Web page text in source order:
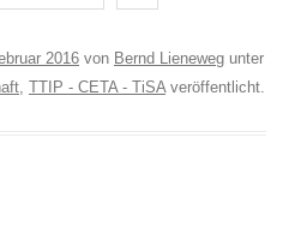
2016 von Bernd Lieneweg unter
TTIP - CETA - TiSA veröffentlicht.